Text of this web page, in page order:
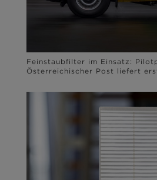
Feinstaubfilter im Einsatz:
Österreichischer Post liefert